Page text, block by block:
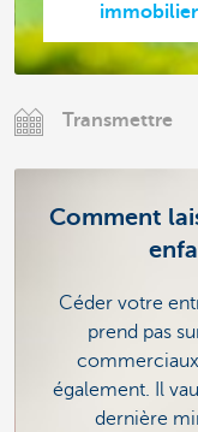
Transmettre
Comment
Céder votre
prend pas
également. Il
dernière